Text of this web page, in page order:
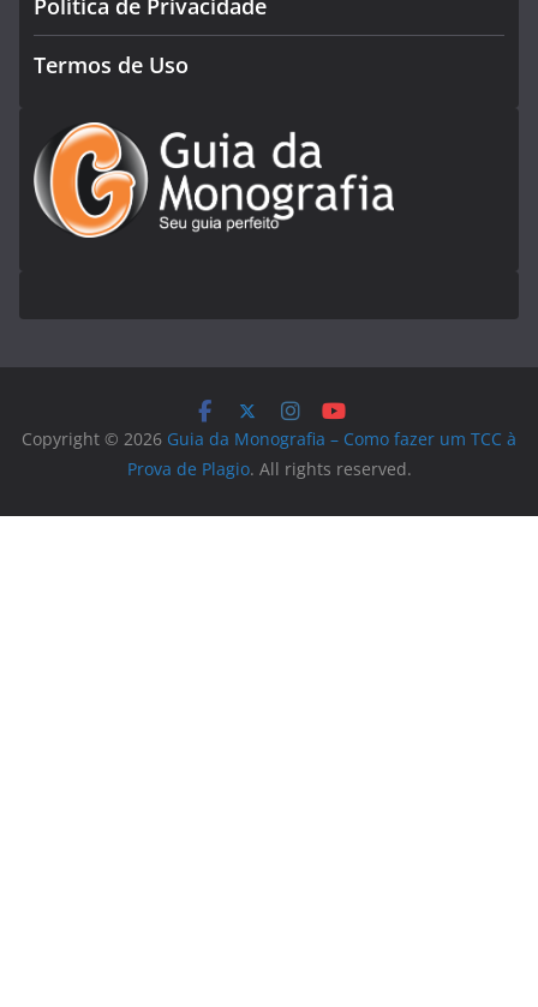
Política de Privacidade
Termos de Uso
Copyright © 2026 Guia da Monografia – Como fazer um TCC à
Prova de Plagio. All rights reserved.